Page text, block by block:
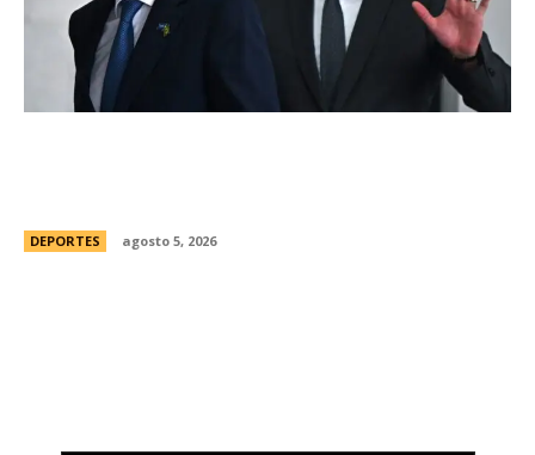
DEPORTES agosto 5, 2026